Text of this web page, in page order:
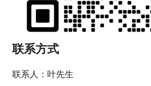
联系方式
联系人：叶先生